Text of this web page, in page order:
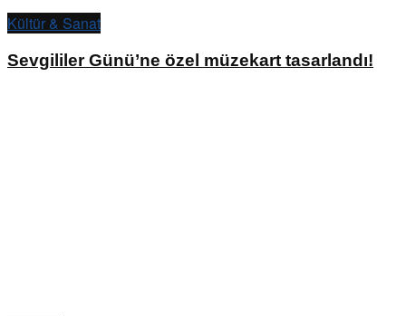
Kültür & Sanat
Sevgililer Günü’ne özel müzekart tasarlandı!